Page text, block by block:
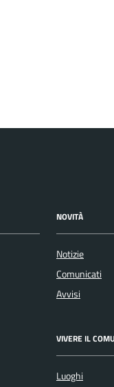
NOVITÀ
Notizie
Comunicati
Avvisi
VIVERE IL
Luoghi